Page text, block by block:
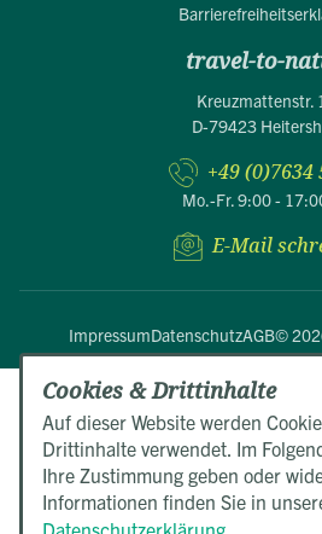
travel-to-
Kreuzmattenstr.
D-79423
+49 (0)7634
Mo.-Fr. 9:00 -
E-Mail
ImpressumDatenschutzAGB©
Cookies & Drittinhalte
Auf dieser Website werden
Drittinhalte verwendet. Im
Ihre Zustimmung geben oder
Informationen finden Sie in
Datenschutzerklärung.